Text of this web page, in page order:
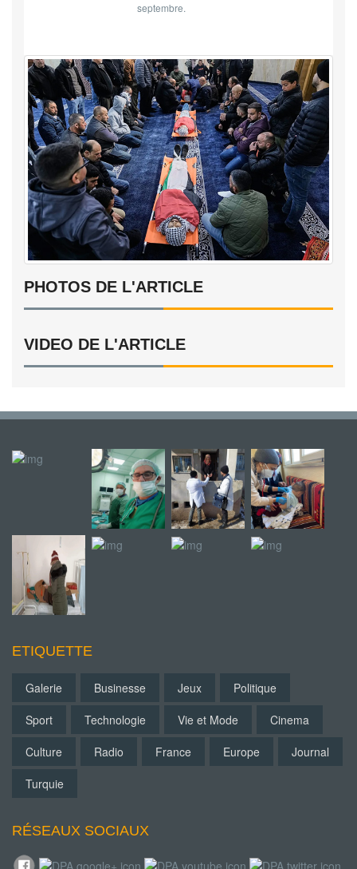
septembre.
PHOTOS DE L'ARTICLE
VIDEO DE L'ARTICLE
ETIQUETTE
Galerie Businesse Jeux
Politique
Sport
Technologie Vie et Mode
Cinema
Culture
Radio France Europe
Journal
Turquie
RÉSEAUX SOCIAUX